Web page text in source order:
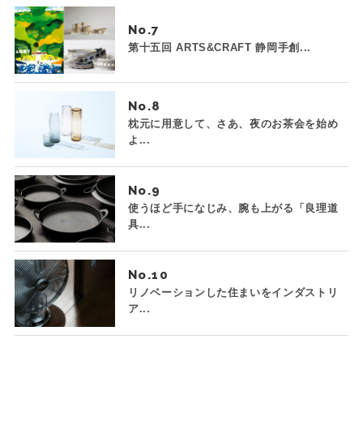
No.
第十五回 ARTS&CRAFT 静岡手創...
No.
枕元に用意して、さあ、夜のお茶会を始め
よ...
No.
使うほど手になじみ、腕も上がる「良理道
具...
No.
リノベーションした住まいをインダストリ
ア...